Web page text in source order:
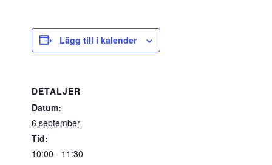
Lägg till i kalender
DETALJER
Datum:
6 september
Tid:
10:00 - 11:30